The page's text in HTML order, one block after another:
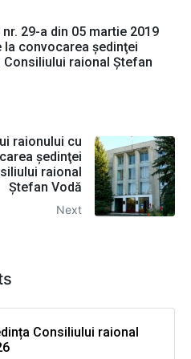
29-a din 05 martie 2019
la convocarea şedinţei
Consiliului raional Ştefan
raionului cu
şedinţei
raional
Ştefan Vodă
Next
Consiliului raional